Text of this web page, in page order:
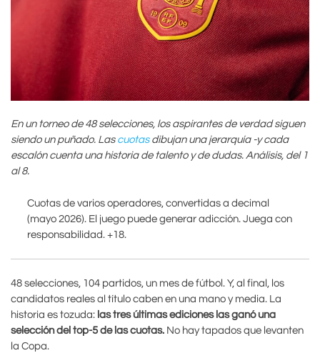
En un torneo de 48 selecciones, los aspirantes de verdad siguen
siendo un puñado. Las cuotasdibujan una jerarquía -y cada
escalón cuenta una historia de talento y de dudas. Análisis, del 1
al 8.
Cuotas de varios operadores, convertidas a decimal
(mayo 2026). El juego puede generar adicción. Juega con
responsabilidad. +18.
48 selecciones, 104 partidos, un mes de fútbol. Y, al final, los
candidatos reales al título caben en una mano y media. La
historia es tozuda: las tres últimas ediciones las ganó una
selección del top-5 de las cuotas. No hay tapados que levanten
la Copa.